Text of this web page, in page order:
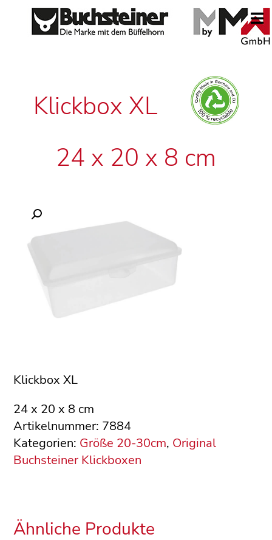
Klickbox XL
24 x 20 x 8 cm
Klickbox XL
24 x 20 x 8 cm
Artikelnummer: 7884
Kategorien: Größe 20-30cm, Original
Buchsteiner Klickboxen
Ähnliche Produkte